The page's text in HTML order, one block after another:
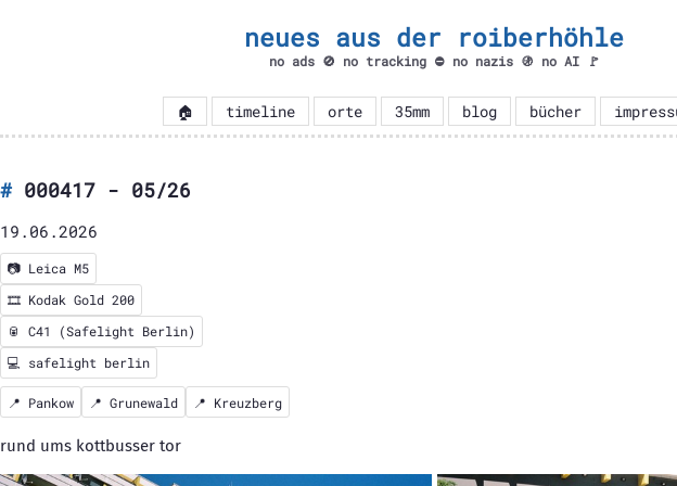
neues aus der roiberhöhle
no ads 🚫 no tracking ⛔ no nazis 🚯 no AI 🚩
🏠 timeline orte 35mm blog bücher
000417 - 05/26
19.06.2026
📷 Leica M5
🎞️ Kodak Gold 200
🥫 C41 (Safelight Berlin)
💻 safelight berlin
📍 Pankow 📍 Grunewald 📍 Kreuzberg
rund ums kottbusser tor